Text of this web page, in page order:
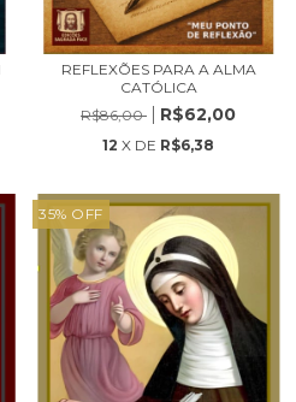
REFLEXÕES PARA A ALMA
CATÓLICA
R$86,00
R$62,00
12 X DE R$6,38
35% OFF